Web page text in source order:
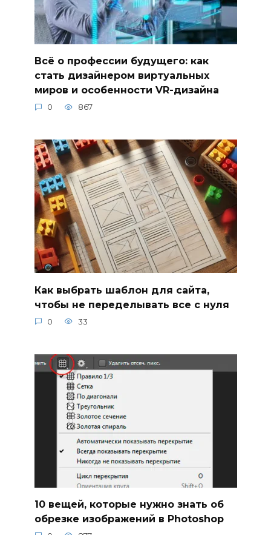
Всё о профессии будущего: как
стать дизайнером виртуальных
миров и особенности VR-дизайна
0 867
Как выбрать шаблон для сайта,
чтобы не переделывать все с нуля
0 33
10 вещей, которые нужно знать об
обрезке изображений в Photoshop